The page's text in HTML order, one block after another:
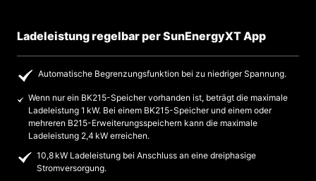
Ladeleistung regelbar per SunEnergyXT App
Automatische Begrenzungsfunktion bei zu niedriger Spannung.
Wenn nur ein BK215-Speicher vorhanden ist, beträgt die maximale
Ladeleistung 1 kW. Bei einem BK215-Speicher und einem oder
mehreren B215-Erweiterungsspeichern kann die maximale
Ladeleistung 2,4 kW erreichen.
10,8 kW Ladeleistung bei Anschluss an eine dreiphasige
Stromversorgung.